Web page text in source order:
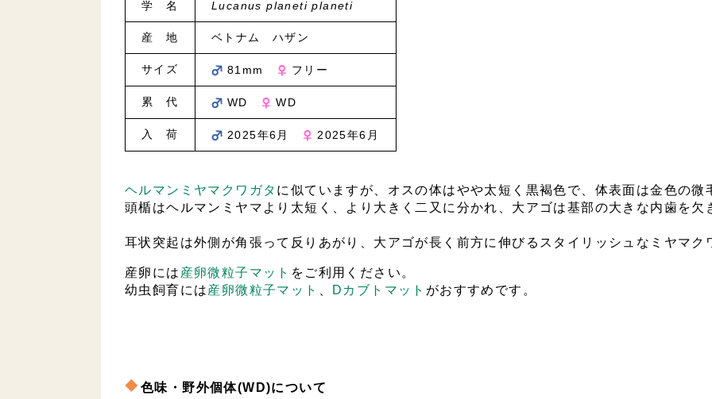
学 名 Lucanus planeti planeti
産 地 ベトナム ハザン
サイズ 81mm フリー
累 代 WD WD
入 荷 2025年6月 2025年6月
ヘルマンミヤマクワガタ に似ていますが、オスの体はやや太短く黒褐色で、体表面は金色の微
頭楯はヘルマンミヤマより太短く、より大きく二又に分かれ、大アゴは基部の大きな内歯を欠
耳状突起は外側が角張って反りあがり、大アゴが長く前方に伸びるスタイリッシュなミヤマク
産卵には 産卵微粒子マット をご利用ください。
幼虫飼育には産卵微粒子マット Dカブトマット がおすすめです。
色味・野外個体(WD)について